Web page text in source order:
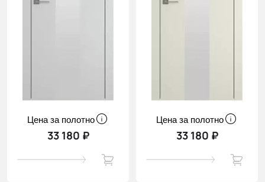
Цена за полотно
33 180 ₽
Цена за полотно
33 180 ₽